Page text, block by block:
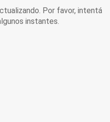
Por favor, intentá
instantes.